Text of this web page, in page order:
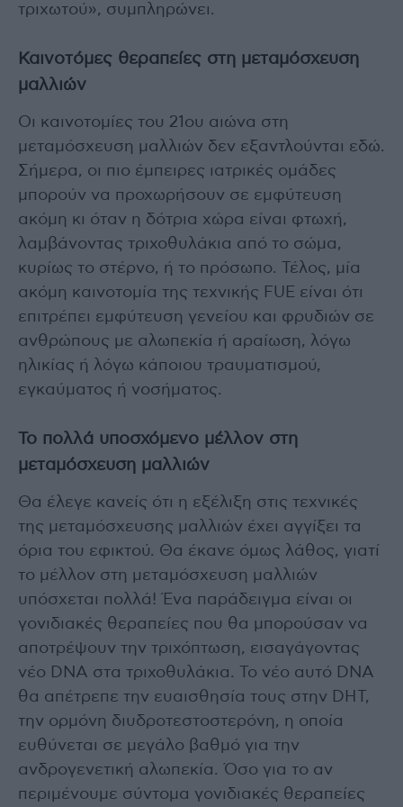
τριχωτού», συμπληρώνει.
Καινοτόμες θεραπείες στη μεταμόσχευση
μαλλιών
Οι καινοτομίες του 21ου αιώνα στη
μεταμόσχευση μαλλιών δεν εξαντλούνται εδώ.
Σήμερα, οι πιο έμπειρες ιατρικές ομάδες
μπορούν να προχωρήσουν σε εμφύτευση
ακόμη κι όταν η δότρια χώρα είναι φτωχή,
λαμβάνοντας τριχοθυλάκια από το σώμα,
κυρίως το στέρνο, ή το πρόσωπο. Τέλος, μία
ακόμη καινοτομία της τεχνικής FUE είναι ότι
επιτρέπει εμφύτευση γενείου και φρυδιών σε
ανθρώπους με αλωπεκία ή αραίωση, λόγω
ηλικίας ή λόγω κάποιου τραυματισμού,
εγκαύματος ή νοσήματος.
Το πολλά υποσχόμενο μέλλον στη
μεταμόσχευση μαλλιών
Θα έλεγε κανείς ότι η εξέλιξη στις τεχνικές
της μεταμόσχευσης μαλλιών έχει αγγίξει τα
όρια του εφικτού. Θα έκανε όμως λάθος, γιατί
το μέλλον στη μεταμόσχευση μαλλιών
υπόσχεται πολλά! Ένα παράδειγμα είναι οι
γονιδιακές θεραπείες που θα μπορούσαν να
αποτρέψουν την τριχόπτωση, εισαγάγοντας
νέο DNA στα τριχοθυλάκια. Το νέο αυτό DNΑ
θα απέτρεπε την ευαισθησία τους στην DHT,
την ορμόνη διυδροτεστοστερόνη, η οποία
ευθύνεται σε μεγάλο βαθμό για την
ανδρογενετική αλωπεκία. Όσο για το αν
περιμένουμε σύντομα γονιδιακές θεραπείες